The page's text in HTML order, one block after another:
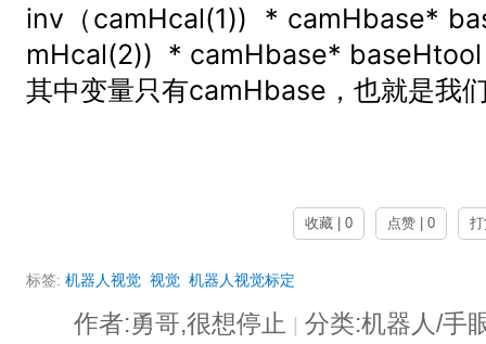
inv（camHcal(1)) * camHbase*
mHcal(2)) * camHbase* baseHtool
其中变量只有camHbase，也就是我
收藏 | 0 点赞 | 0
标签:机器人视觉 视觉 机器人视觉标定
作者:勇哥,很想停止 | 分类:机器人/手